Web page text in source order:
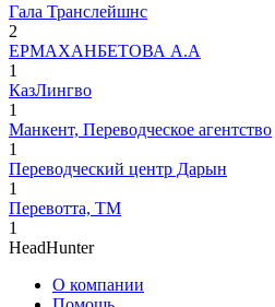
Гала Транслейшнс
2
ЕРМАХАНБЕТОВА А.А
1
КазЛингво
1
Манкент, Переводческое агентство
1
Переводческий центр Дарын
1
Перевотта, ТМ
1
HeadHunter
О компании